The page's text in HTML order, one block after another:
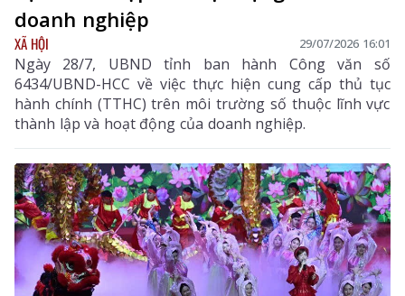
doanh nghiệp
XÃ HỘI 29/07/2026 16:01
Ngày 28/7, UBND tỉnh ban hành Công văn số
6434/UBND-HCC về việc thực hiện cung cấp thủ tục
hành chính (TTHC) trên môi trường số thuộc lĩnh vực
thành lập và hoạt động của doanh nghiệp.